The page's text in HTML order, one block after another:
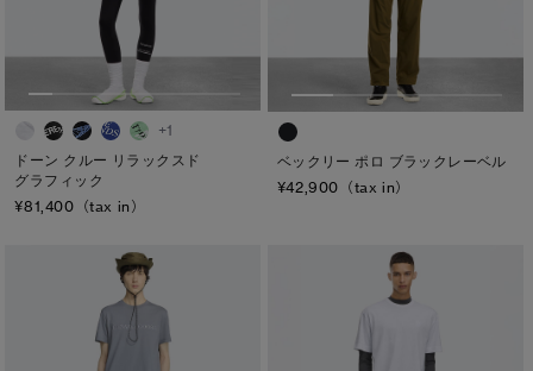
+1
ドーン クルー リラックスド
グラフィック
¥81,400（tax in）
ベックリー ポロ ブラックレーベル
¥42,900（tax in）